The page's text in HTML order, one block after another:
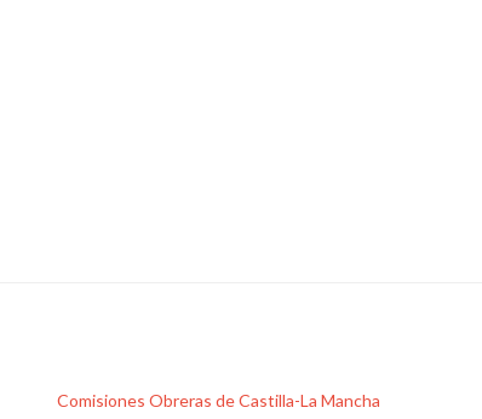
Comisiones Obreras de Castilla-La Mancha